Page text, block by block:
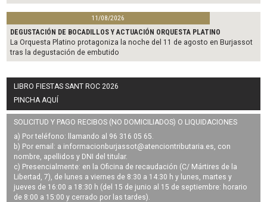
11/08/2026
DEGUSTACIÓN DE BOCADILLOS Y ACTUACIÓN ORQUESTA PLATINO
La Orquesta Platino protagoniza la noche del 11 de agosto en Burjassot
tras la degustación de embutido
LIBRO FIESTAS SANT ROC 2026
PINCHA AQUÍ
SOLICITUD Y PAGO RECIBOS (NO DOMICILIADOS) O LIQUIDACIONES
a) Por teléfono: llamando al 96 316 05 65.
b) Por email: a informacionburjassot@atenciontributaria.es , con
nombre, apellidos y DNI del titular.
c) Presencialmente: en la Oficina de recaudación (C/ Mártires de la
Libertad, 7), de lunes a viernes de 8:30 a 14:30 h y lunes, martes y
jueves de 16:00 a 18:30 h (del 15 de junio al 15 de septiembre: horario
de 8:00 a 15:00 y cerrado por las tardes).